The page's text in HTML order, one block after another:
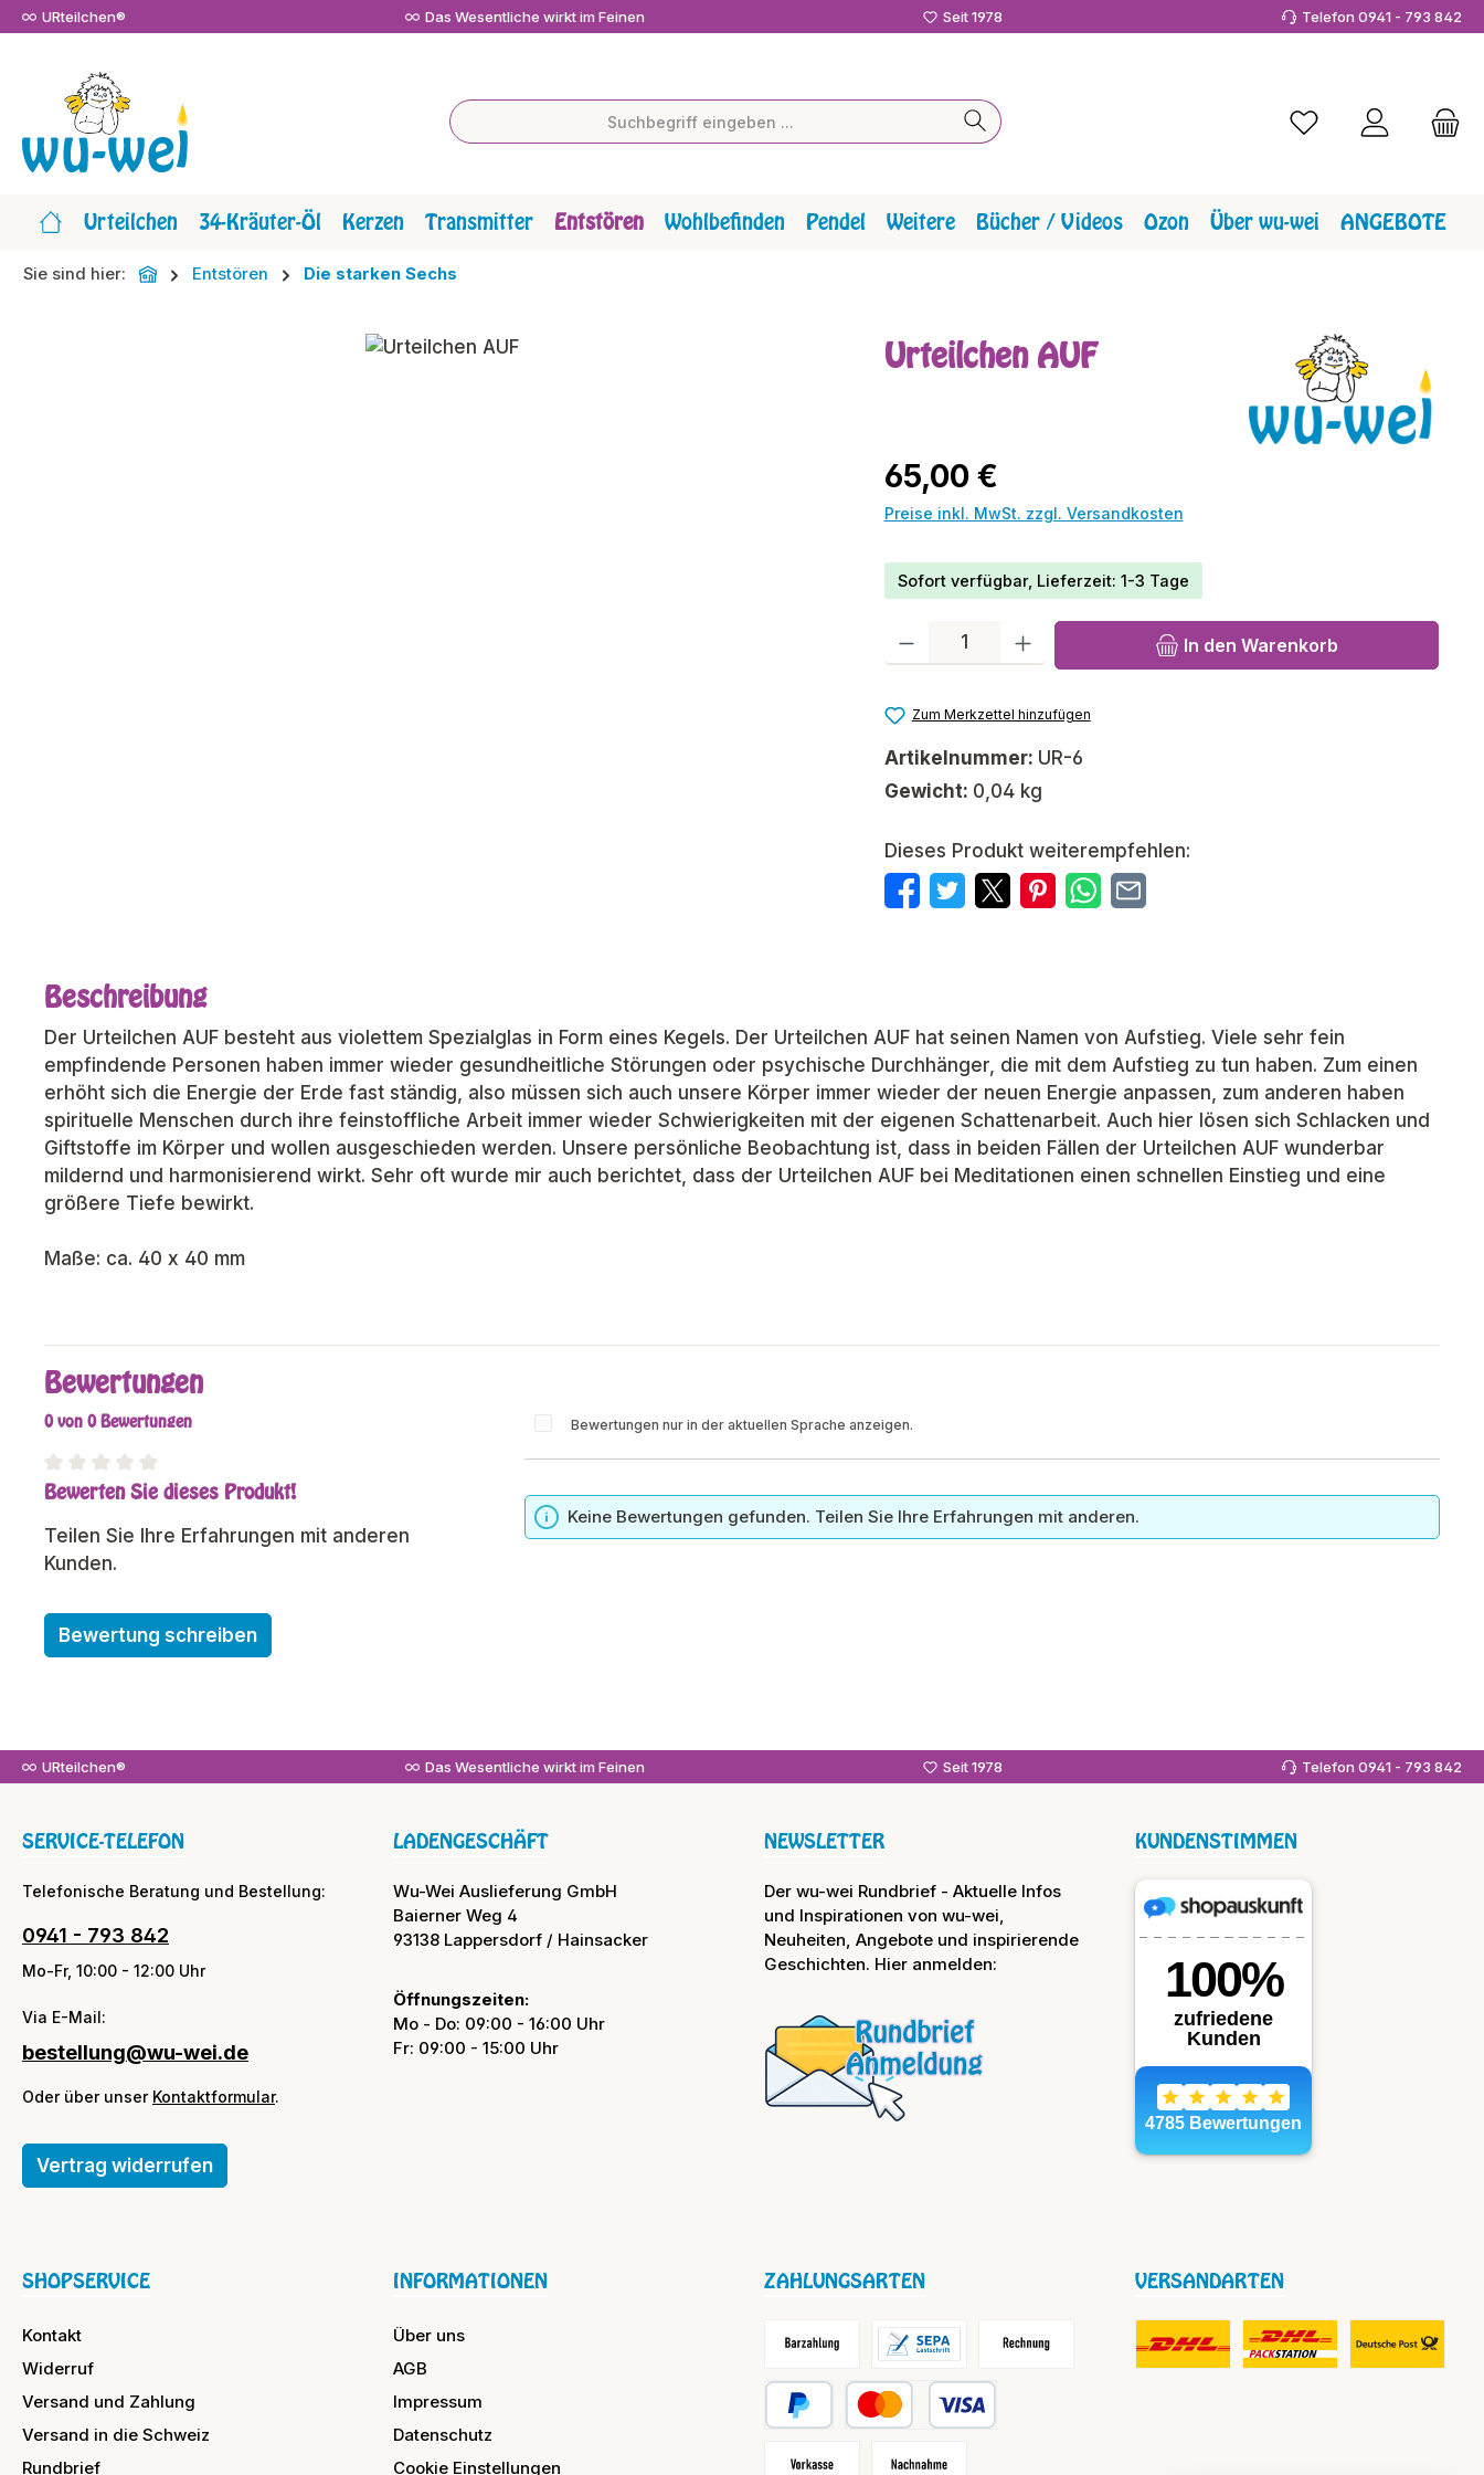
Hauptinhalt springen
Zur Suche springen
Zur Hauptnavigation springen
URteilchen® Das Wesentliche wirkt im Feinen Seit 1978 Telefon 0941 - 793 842
Du hast 0 Produkte
Urteilchen 34-Kräuter-Öl Kerzen Transmitter Entstören Wohlbefinden Pendel Weitere Bücher / Videos Ozon Über wu-wei ANGEBOTE
Sie sind hier: Entstören Die starken Sechs
Urteilchen AUF
Regulärer Preis:
65,00 €
Preise inkl. MwSt. zzgl. Versandkosten
Sofort verfügbar, Lieferzeit: 1-3 Tage
Produkt Anzahl: Gib den gewünschten Wert ein oder benutze die
In den Warenkorb
Zum Merkzettel hinzufügen
Artikelnummer: UR-6
Gewicht: 0,04 kg
Dieses Produkt weiterempfehlen:
Beschreibung
Der Urteilchen AUF besteht aus violettem Spezialglas in Form eines Kegels. Der Urteilchen AUF hat seinen Namen von Aufstieg. Viele sehr fein
empfindende Personen haben immer wieder gesundheitliche Störungen oder psychische Durchhänger, die mit dem Aufstieg zu tun haben. Zum einen
erhöht sich die Energie der Erde fast ständig, also müssen sich auch unsere Körper immer wieder der neuen Energie anpassen, zum anderen haben
spirituelle Menschen durch ihre feinstoffliche Arbeit immer wieder Schwierigkeiten mit der eigenen Schattenarbeit. Auch hier lösen sich Schlacken und
Giftstoffe im Körper und wollen ausgeschieden werden. Unsere persönliche Beobachtung ist, dass in beiden Fällen der Urteilchen AUF wunderbar
mildernd und harmonisierend wirkt. Sehr oft wurde mir auch berichtet, dass der Urteilchen AUF bei Meditationen einen schnellen Einstieg und eine
größere Tiefe bewirkt.
Maße: ca. 40 x 40 mm
Bewertungen
0 von 0 Bewertungen
Durchschnittliche Bewertung von 0 von 5 Sternen
Bewerten Sie dieses Produkt!
Teilen Sie Ihre Erfahrungen mit anderen
Kunden.
Bewertung schreiben
Bewertungen nur in der aktuellen Sprache anzeigen.
Keine Bewertungen gefunden. Teilen Sie Ihre Erfahrungen mit anderen.
URteilchen® Das Wesentliche wirkt im Feinen Seit 1978 Telefon 0941 - 793 842
SERVICE-TELEFON
Telefonische Beratung und Bestellung:
0941 - 793 842
Mo-Fr, 10:00 - 12:00 Uhr
Via E-Mail:
bestellung@wu-wei.de
Oder über unser Kontaktformular.
Vertrag widerrufen
SHOPSERVICE
Kontakt
Widerruf
Versand und Zahlung
Versand in die Schweiz
Rundbrief
INFORMATIONEN
Über uns
AGB
Impressum
Datenschutz
Cookie Einstellungen
NEWSLETTER
Der wu-wei Rundbrief - Aktuelle Infos
und Inspirationen von wu-wei,
Neuheiten, Angebote und inspirierende
Geschichten. Hier anmelden:
KUNDENSTIMMEN
LADENGESCHÄFT
Wu-Wei Auslieferung GmbH
Baierner Weg 4
93138 Lappersdorf / Hainsacker
Öffnungszeiten:
Mo - Do: 09:00 - 16:00 Uhr
Fr: 09:00 - 15:00 Uhr
ZAHLUNGSARTEN
Lastschrift Rechnung
Barzahlung / Versandkostenfrei
VERSANDARTEN